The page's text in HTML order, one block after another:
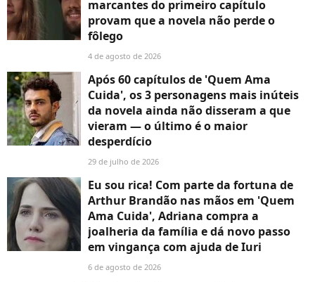
marcantes do primeiro capítulo
provam que a novela não perde o
fôlego
4 de agosto de 2026
Após 60 capítulos de 'Quem Ama
Cuida', os 3 personagens mais inúteis
da novela ainda não disseram a que
vieram — o último é o maior
desperdício
29 de julho de 2026
Eu sou rica! Com parte da fortuna de
Arthur Brandão nas mãos em 'Quem
Ama Cuida', Adriana compra a
joalheria da família e dá novo passo
em vingança com ajuda de Iuri
6 de agosto de 2026